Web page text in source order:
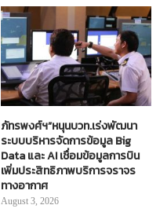
ภัทรพงศ์ฯ”หนุนบวท.เร่งพัฒนา
ระบบบริหารจัดการข้อมูล Big
Data และ AI เชื่อมข้อมูลการบิน
เพิ่มประสิทธิภาพบริการจราจร
ทางอากาศ
August 3, 2026